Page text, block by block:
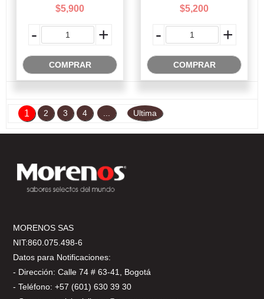
$5,900
- +
COMPRAR
$5,200
- +
COMPRAR
1 2 3 4 Ultima
MORENOS SAS
NIT:860.075.498-6
Datos para Notificaciones:
- Dirección: Calle 74 # 63-41, Bogotá
- Teléfono: +57 (601) 630 39 30